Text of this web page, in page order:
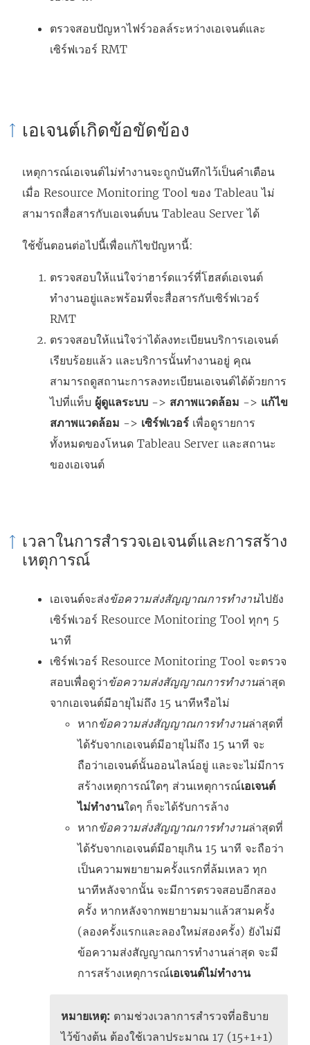
ตรวจสอบปัญหาไฟร์วอลล์ระหว่างเอเจนต์และ
เซิร์ฟเวอร์ RMT
เอเจนต์เกิดข้อขัดข้อง
เหตุการณ์เอเจนต์ไม่ทำงานจะถูกบันทึกไว้เป็นคำเตือน
เมื่อ Resource Monitoring Tool ของ Tableau ไม่
สามารถสื่อสารกับเอเจนต์บน Tableau Server ได้
ใช้ขั้นตอนต่อไปนี้เพื่อแก้ไขปัญหานี้:
ตรวจสอบให้แน่ใจว่าฮาร์ดแวร์ที่โฮสต์เอเจนต์
ทำงานอยู่และพร้อมที่จะสื่อสารกับเซิร์ฟเวอร์
RMT
ตรวจสอบให้แน่ใจว่าได้ลงทะเบียนบริการเอเจนต์
เรียบร้อยแล้ว และบริการนั้นทำงานอยู่ คุณ
สามารถดูสถานะการลงทะเบียนเอเจนต์ได้ด้วยการ
ไปที่แท็บ ผู้ดูแลระบบ -> สภาพแวดล้อม -> แก้ไข
สภาพแวดล้อม -> เซิร์ฟเวอร์ เพื่อดูรายการ
ทั้งหมดของโหนด Tableau Server และสถานะ
ของเอเจนต์
เวลาในการสำรวจเอเจนต์และการสร้าง
เหตุการณ์
เอเจนต์จะส่งข้อความส่งสัญญาณการทำงานไปยัง
เซิร์ฟเวอร์ Resource Monitoring Tool ทุกๆ 5
นาที
เซิร์ฟเวอร์ Resource Monitoring Tool จะตรวจ
สอบเพื่อดูว่าข้อความส่งสัญญาณการทำงานล่าสุด
จากเอเจนต์มีอายุไม่ถึง 15 นาทีหรือไม่
หากข้อความส่งสัญญาณการทำงานล่าสุดที่
ได้รับจากเอเจนต์มีอายุไม่ถึง 15 นาที จะ
ถือว่าเอเจนต์นั้นออนไลน์อยู่ และจะไม่มีการ
สร้างเหตุการณ์ใดๆ ส่วนเหตุการณ์เอเจนต์
ไม่ทำงานใดๆ ก็จะได้รับการล้าง
หากข้อความส่งสัญญาณการทำงานล่าสุดที่
ได้รับจากเอเจนต์มีอายุเกิน 15 นาที จะถือว่า
เป็นความพยายามครั้งแรกที่ล้มเหลว ทุก
นาทีหลังจากนั้น จะมีการตรวจสอบอีกสอง
ครั้ง หากหลังจากพยายามมาแล้วสามครั้ง
(ลองครั้งแรกและลองใหม่สองครั้ง) ยังไม่มี
ข้อความส่งสัญญาณการทำงานล่าสุด จะมี
การสร้างเหตุการณ์เอเจนต์ไม่ทำงาน
หมายเหตุ: ตามช่วงเวลาการสำรวจที่อธิบาย
ไว้ข้างต้น ต้องใช้เวลาประมาณ 17 (15+1+1)